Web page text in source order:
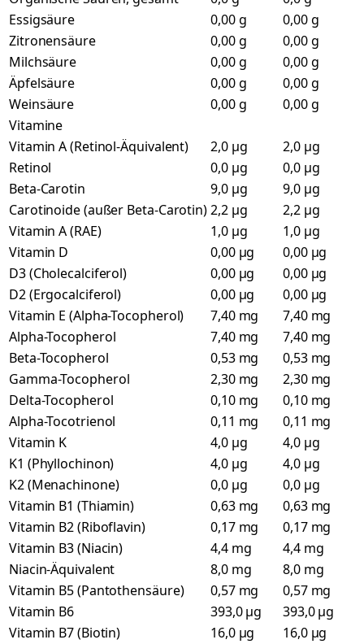
Essigsäure
0,00 g
0,00 g
Zitronensäure
0,00 g
0,00 g
Milchsäure
0,00 g
0,00 g
Äpfelsäure
0,00 g
0,00 g
Weinsäure
0,00 g
0,00 g
Vitamine
Vitamin A (Retinol-Äquivalent)
2,0 µg
2,0 µg
Retinol
0,0 µg
0,0 µg
Beta-Carotin
9,0 µg
9,0 µg
Carotinoide (außer Beta-Carotin)2,2 µg
2,2 µg
Vitamin A (RAE)
1,0 µg
1,0 µg
Vitamin D
0,00 µg
0,00 µg
D3 (Cholecalciferol)
0,00 µg
0,00 µg
D2 (Ergocalciferol)
0,00 µg
0,00 µg
Vitamin E (Alpha-Tocopherol)
7,40 mg
7,40 mg
Alpha-Tocopherol
7,40 mg
7,40 mg
Beta-Tocopherol
0,53 mg
0,53 mg
Gamma-Tocopherol
2,30 mg
2,30 mg
Delta-Tocopherol
0,10 mg
0,10 mg
Alpha-Tocotrienol
0,11 mg
0,11 mg
Vitamin K
4,0 µg
4,0 µg
K1 (Phyllochinon)
4,0 µg
4,0 µg
K2 (Menachinone)
0,0 µg
0,0 µg
Vitamin B1 (Thiamin)
0,63 mg
0,63 mg
Vitamin B2 (Riboflavin)
0,17 mg
0,17 mg
Vitamin B3 (Niacin)
4,4 mg
4,4 mg
Niacin-Äquivalent
8,0 mg
8,0 mg
Vitamin B5 (Pantothensäure)
0,57 mg
0,57 mg
Vitamin B6
393,0 µg
393,0 µg
Vitamin B7 (Biotin)
16,0 µg
16,0 µg